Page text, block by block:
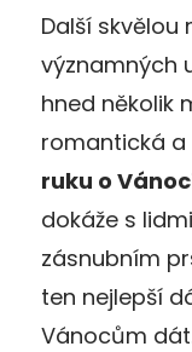
Další skvělou
významných
hned několik
romantická a
ruku o
dokáže s
zásnubním
ten nejlepší
Vánocům